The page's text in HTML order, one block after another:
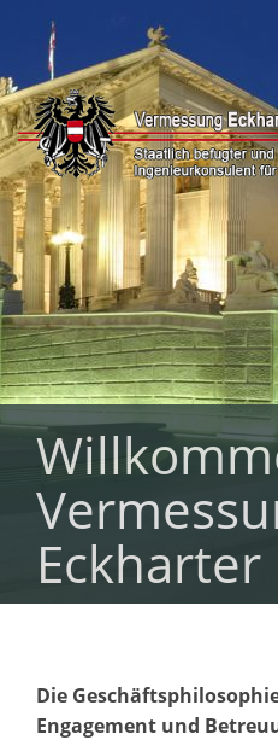
Eckharter
Die
Engagement und